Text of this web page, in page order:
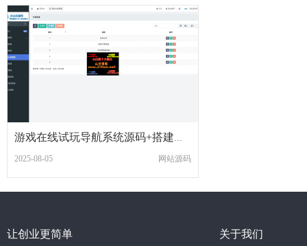
2025-08-05 网站源码
让创业更简单 关于我们